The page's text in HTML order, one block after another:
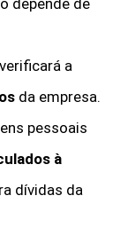
depende de
a
da empresa.
pessoais
à
dívidas da